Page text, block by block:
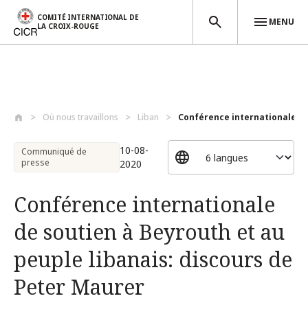
COMITÉ INTERNATIONAL DE
LA CROIX-ROUGE
MENU
Où nous travaillons Liban Conférence internationale
Communiqué de
presse
10-08-
2020
Conférence internationale
de soutien à Beyrouth et au
peuple libanais: discours de
Peter Maurer